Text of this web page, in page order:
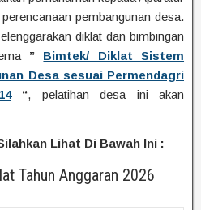
pembangunan desa.
diklat dan bimbingan
” Bimtek/ Diklat Sistem
Desa sesuai Permendagri
“, pelatihan desa ini akan
Lihat Di Bawah Ini :
Tahun Anggaran 2026